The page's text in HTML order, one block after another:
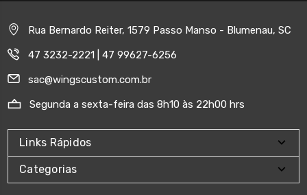
Rua Bernardo Reiter, 1579 Passo Manso - Blumenau, SC
47 3232-2221 | 47 99627-6256
sac@wingscustom.com.br
Segunda a sexta-feira das 8h10 às 22h00 hrs
Links Rápidos
Categorias